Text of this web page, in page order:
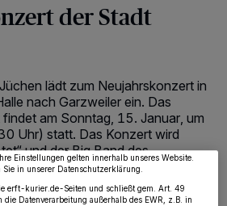
der Stadt
lädt zum Neujahrskonzert in
nach Garzweiler ein. Das
am Sonntag, 15. Januar, um
Uhr) statt. Das Konzert wird
und der Big Band des
unter der Leitung von Jörg
Kennungen auf Ihrem Gerät zu. Durch Auswahl
Technologien für die unter „Wir und unsere
Ihnen Dienste bereitzustellen“ aufgeführten
sind, sind manche Inhalte und Anzeigen
relevant für Sie. Sie können dieses Menü jederzeit
zu ändern oder Ihre Einwilligung zu
Link Einstellungen oder Ablehnen am unteren
Einstellungen gelten innerhalb unseres Website.
in unserer Datenschutzerklärung.
erft-kurier.de-Seiten und schließt gem. Art. 49
die Datenverarbeitung außerhalb des EWR, z.B. in